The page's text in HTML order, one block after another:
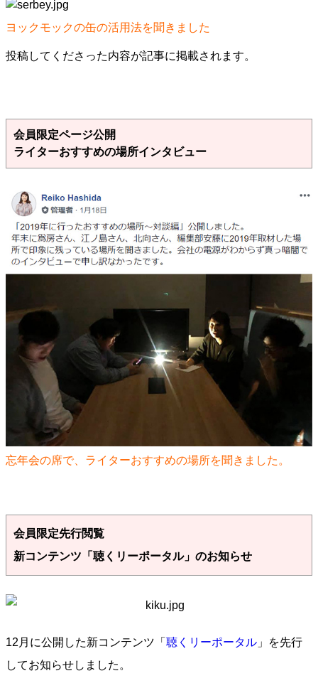
ヨックモックの缶の活用法を聞きました
投稿してくださった内容が記事に掲載されます。
会員限定ページ公開
ライターおすすめの場所インタビュー
忘年会の席で、ライターおすすめの場所を聞きました。
会員限定先行閲覧
新コンテンツ「聴くリーポータル」のお知らせ
12月に公開した新コンテンツ「 聴くリーポータル 」を先行
してお知らせしました。